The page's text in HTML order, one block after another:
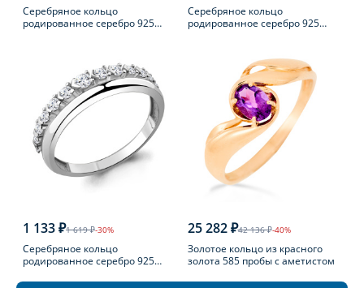
Серебряное кольцо
родированное серебро 925
Серебряное кольцо
родированное серебро 925
1 133 ₽1 619 ₽-30%
Серебряное кольцо
родированное серебро 925
25 282 ₽42 136 ₽-40%
Золотое кольцо из красного
золота 585 пробы с аметистом